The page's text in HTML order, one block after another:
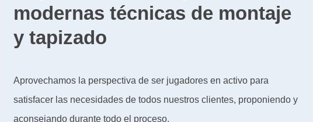
modernas técnicas de montaje
y tapizado
Aprovechamos la perspectiva de ser jugadores en activo para
satisfacer las necesidades de todos nuestros clientes, proponiendo y
aconsejando durante todo el proceso.